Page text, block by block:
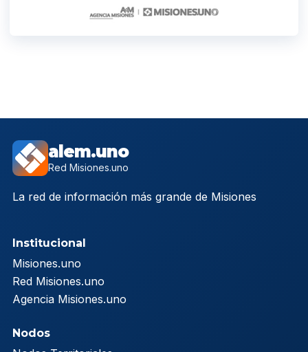
alem.uno
Red Misiones.uno
La red de información más grande de Misiones
Institucional
Misiones.uno
Red Misiones.uno
Agencia Misiones.uno
Nodos